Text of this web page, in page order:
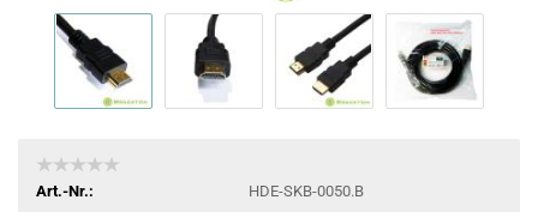
Art.-Nr.:
HDE-SKB-0050.B